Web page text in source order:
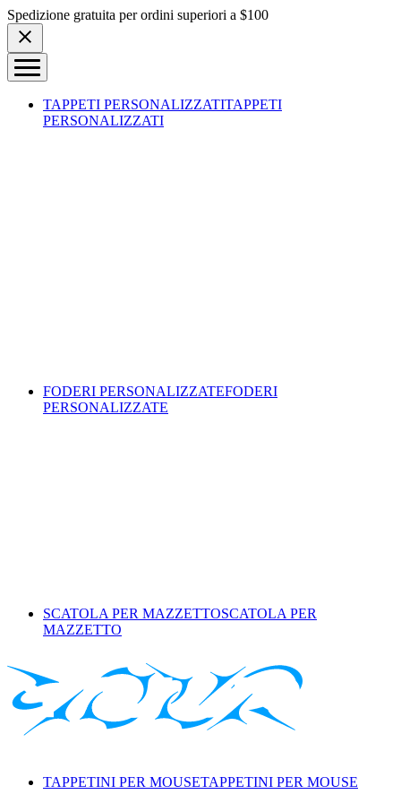
Skip to content
Spedizione gratuita per ordini superiori a $100
TAPPETI PERSONALIZZATITAPPETI
PERSONALIZZATI
FODERI PERSONALIZZATEFODERI
PERSONALIZZATE
SCATOLA PER MAZZETTOSCATOLA PER
MAZZETTO
TAPPETINI PER MOUSETAPPETINI PER MOUSE